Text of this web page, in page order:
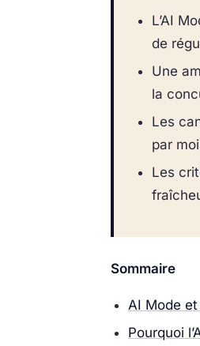
L’AI
de
Une
la
Les
par
Les
Sommaire
AI Mode
Pourquoi